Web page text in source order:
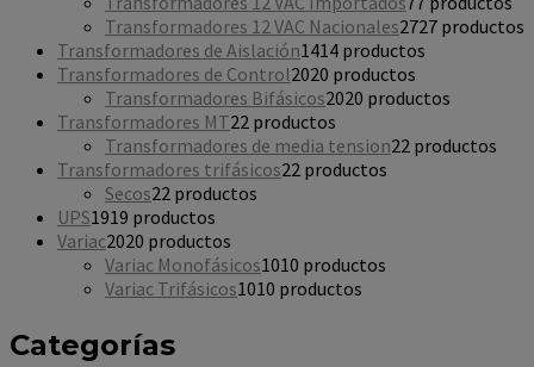
Transformadores 12 VAC Nacionales2727 productos
Transformadores de Aislación1414 productos
Transformadores de Control2020 productos
Transformadores Bifásicos2020 productos
Transformadores MT22 productos
Transformadores de media tension22 productos
Transformadores trifásicos22 productos
Secos22 productos
UPS1919 productos
Variac2020 productos
Variac Monofásicos1010 productos
Variac Trifásicos1010 productos
Categorías